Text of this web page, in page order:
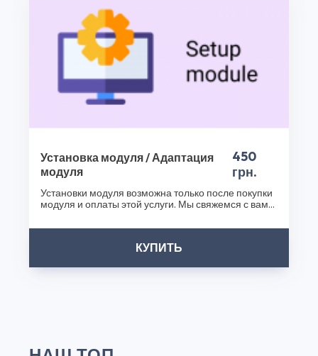
Установка модуля / Адаптация
модуля
450
грн.
Установки модуля возможна только после покупки
модуля и оплаты этой услуги. Мы свяжемся с вами
КУПИТЬ